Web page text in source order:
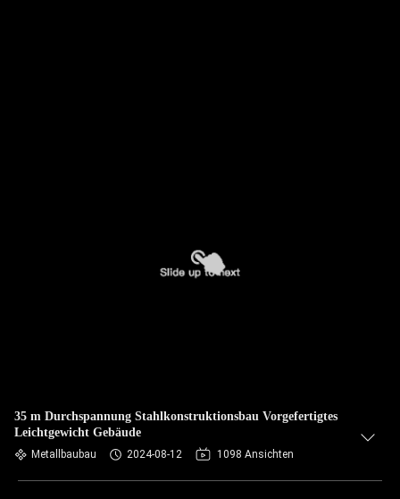
35 m Durchspannung Stahlkonstruktionsbau Vorgefertigtes
Leichtgewicht Gebäude
Metallbaubau 2024-08-12 1098 Ansichten